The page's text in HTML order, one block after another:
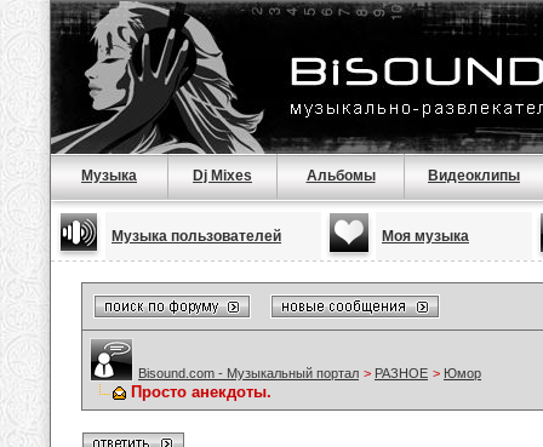
Музыка Dj Mixes Альбомы Видеоклипы
Музыка пользователей Моя музыка
Bisound.com - Музыкальный портал > РАЗНОЕ > Юмор
Просто анекдоты.